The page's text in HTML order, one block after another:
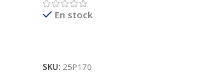
En stock
SKU: 25P170